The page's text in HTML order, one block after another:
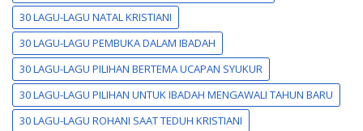
30 LAGU-LAGU NATAL KRISTIANI
30 LAGU-LAGU PEMBUKA DALAM IBADAH
30 LAGU-LAGU PILIHAN BERTEMA UCAPAN SYUKUR
30 LAGU-LAGU PILIHAN UNTUK IBADAH MENGAWALI TAHUN BARU
30 LAGU-LAGU ROHANI SAAT TEDUH KRISTIANI